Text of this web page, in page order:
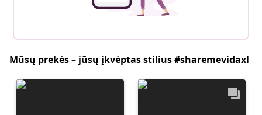
Mūsų prekės – jūsų įkvėptas stilius #sharemevidaxl